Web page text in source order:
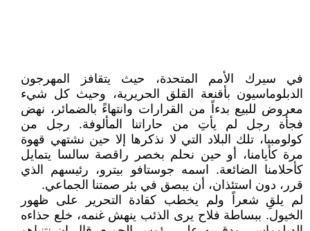
في سيرك الأمم المتحدة، حيث يتقافز المهرجون
الدبلوماسيون بأقنعة القلق الحريرية، وحيث كل شيء
معروض للبيع بدءاً من القرارات وانتهاءً بالضمائر، نهض
فجأة رجل لم يأتِ من حاراتنا المألوفة. رجل من
كولومبيا، تلك البلاد التي لا نذكرها إلا حين نشتهي قهوة
مرة كأيامنا، أو حين نحلم بخصر راقصة سالسا يتمايل
كأحلامنا الضائعة. اسمه جوستافو بيترو، رئيسهم الذي
قرر، دون استئذان، أن يبصق في بئر صمتنا الجماعي.
لم يلقِ شعراً ولم يخطب كقادة التحرير على ظهور
الخيول. ببساطة فلاح يرى الذئب ينهش غنمه، خلع حذاءه